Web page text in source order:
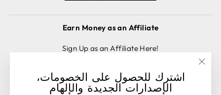
Earn Money as an Affiliate
Sign Up as an Affiliate Here!
إلغاء الطلب
اشترك للحصول على الخصومات،
الإصدارات الجديدة والإلهام